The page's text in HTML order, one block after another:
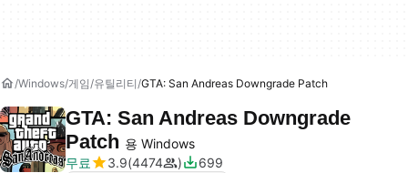
Windows 게임 유틸리티 GTA: San Andreas Downgrade Patch
GTA: San Andreas Downgrade
Patch 용 Windows
무료
3.9 4474
699